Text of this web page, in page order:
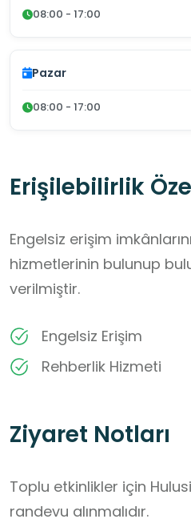
08:00 - 17:00
Pazar
08:00 - 17:00
Erişilebilirlik
Engelsiz erişim
hizmetlerinin bulunup
verilmiştir.
Engelsiz Erişim
Rehberlik Hizmeti
Ziyaret Notları
Toplu etkinlikler için
randevu alınmalıdır.